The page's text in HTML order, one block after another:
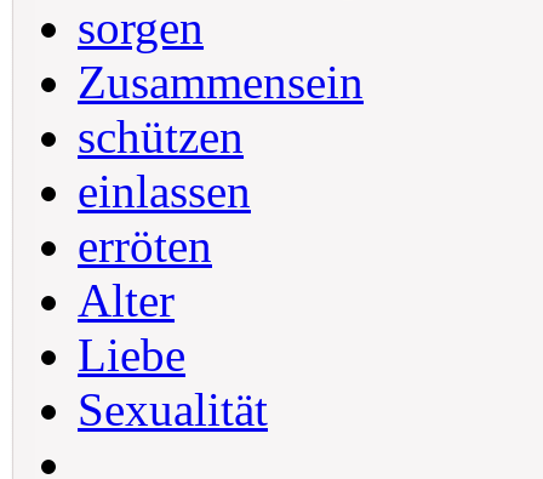
sorgen
Zusammensein
schützen
einlassen
erröten
Alter
Liebe
Sexualität